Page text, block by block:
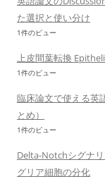
た選択と使い分け
1件のビュー
上皮間葉転換
1件のビュー
臨床論文で使える英
とめ）
1件のビュー
Delta-Notchシグナ
グリア細胞の分化